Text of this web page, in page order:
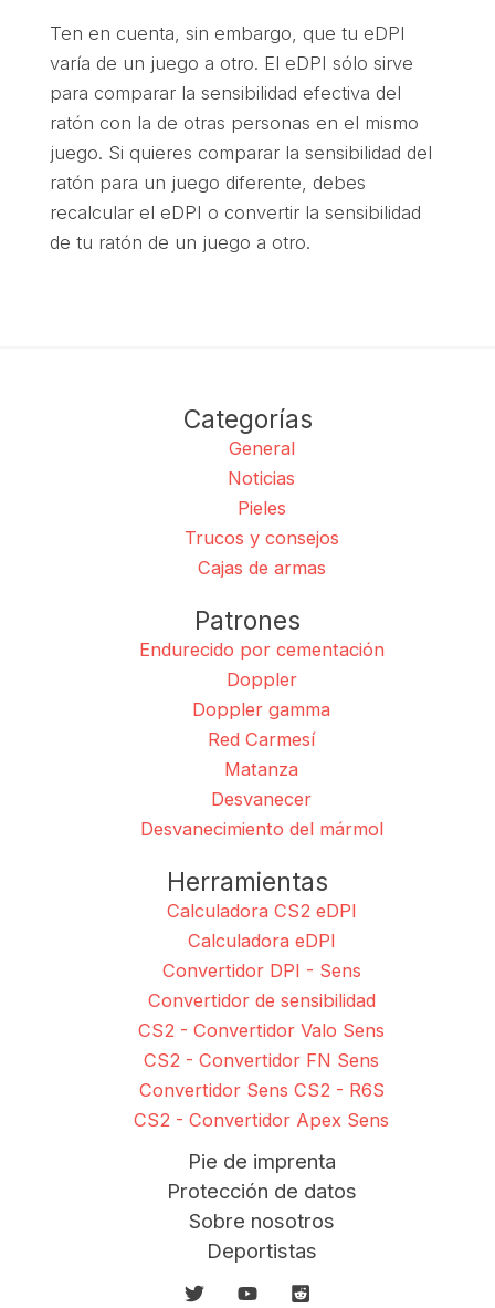
Ten en cuenta, sin embargo, que tu eDPI
varía de un juego a otro. El eDPI sólo sirve
para comparar la sensibilidad efectiva del
ratón con la de otras personas en el mismo
juego. Si quieres comparar la sensibilidad del
ratón para un juego diferente, debes
recalcular el eDPI o convertir la sensibilidad
de tu ratón de un juego a otro.
Categorías
General
Noticias
Pieles
Trucos y consejos
Cajas de armas
Patrones
Endurecido por cementación
Doppler
Doppler gamma
Red Carmesí
Matanza
Desvanecer
Desvanecimiento del mármol
Herramientas
Calculadora CS2 eDPI
Calculadora eDPI
Convertidor DPI - Sens
Convertidor de sensibilidad
CS2 - Convertidor Valo Sens
CS2 - Convertidor FN Sens
Convertidor Sens CS2 - R6S
CS2 - Convertidor Apex Sens
Pie de imprenta
Protección de datos
Sobre nosotros
Deportistas